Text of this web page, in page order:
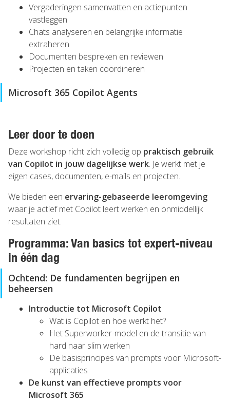
Vergaderingen samenvatten en actiepunten
vastleggen
Chats analyseren en belangrijke informatie
extraheren
Documenten bespreken en reviewen
Projecten en taken coördineren
Microsoft 365 Copilot Agents
Leer door te doen
Deze workshop richt zich volledig op praktisch gebruik
van Copilot in jouw dagelijkse werk. Je werkt met je
eigen cases, documenten, e-mails en projecten.
We bieden een ervaring-gebaseerde leeromgeving
waar je actief met Copilot leert werken en onmiddellijk
resultaten ziet.
Programma: Van basics tot expert-niveau
in één dag
Ochtend: De fundamenten begrijpen en
beheersen
Introductie tot Microsoft Copilot
Wat is Copilot en hoe werkt het?
Het Superworker-model en de transitie van
hard naar slim werken
De basisprincipes van prompts voor Microsoft-
applicaties
De kunst van effectieve prompts voor
Microsoft 365